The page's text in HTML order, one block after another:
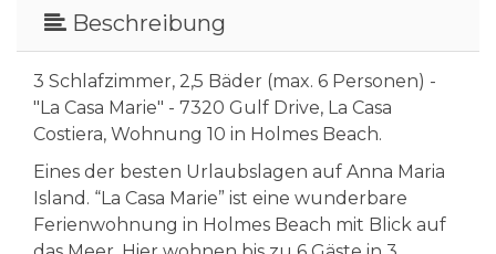
Beschreibung
3 Schlafzimmer, 2,5 Bäder (max. 6 Personen) -
"La Casa Marie" - 7320 Gulf Drive, La Casa
Costiera, Wohnung 10 in Holmes Beach.
Eines der besten Urlaubslagen auf Anna Maria
Island. “La Casa Marie” ist eine wunderbare
Ferienwohnung in Holmes Beach mit Blick auf